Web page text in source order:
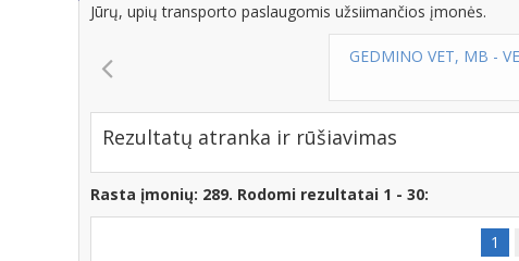
Jūrų, upių transporto paslaugomis užsiimančios įmonės.
GEDMINO VET, MB - VETERINARO IŠKVIETIMAS Į
Rezultatų atranka ir rūšiavimas
Rasta įmonių: 289. Rodomi rezultatai 1 - 30:
1